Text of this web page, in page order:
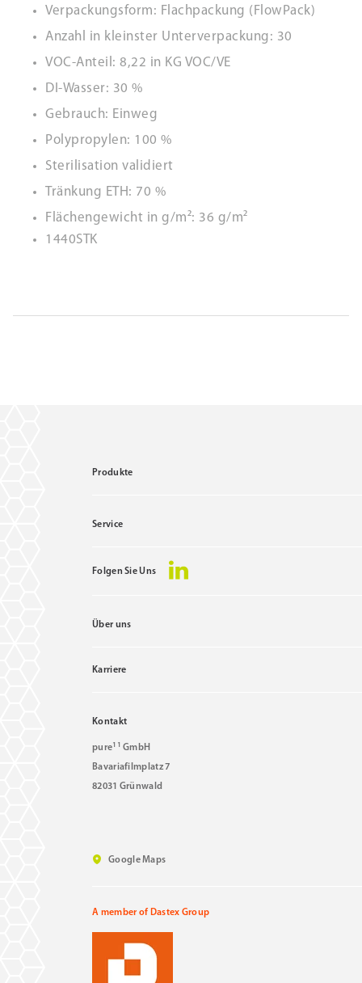
Verpackungsform: Flachpackung (FlowPack)
Anzahl in kleinster Unterverpackung: 30
VOC-Anteil: 8,22 in KG VOC/VE
DI-Wasser: 30 %
Gebrauch: Einweg
Polypropylen: 100 %
Sterilisation validiert
Tränkung ETH: 70 %
Flächengewicht in g/m²: 36 g/m²
1440STK
Produkte
Service
Folgen Sie Uns
Über uns
Karriere
Kontakt
pure11 GmbH
Bavariafilmplatz 7
82031 Grünwald
Google Maps
A member of Dastex Group